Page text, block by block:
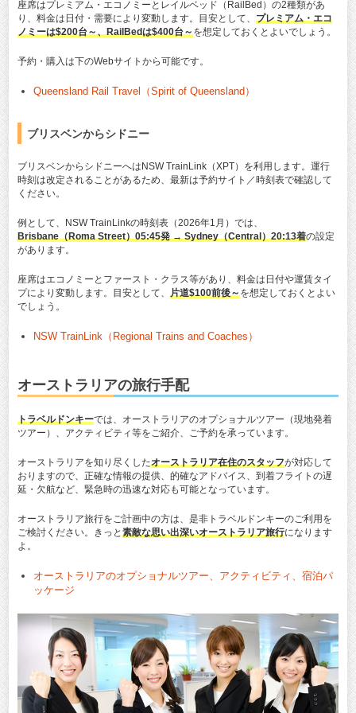
座席はプレミアム・エコノミーとレイルベッド（RailBed）の2種類があ
り、料金は日付・需要により変動します。目安として、 プレミアム・エコ
ノミーは$200台～、RailBedは$400台～を想定しておくとよいでしょう。
予約・購入は下のWebサイトから可能です。
Queensland Rail Travel（Spirit of Queensland）
ブリスベンからシドニー
ブリスベンからシドニーへはNSW TrainLink（XPT）を利用します。運行
時刻は改定されることがあるため、最新は予約サイト／時刻表で確認して
ください。
例として、NSW TrainLinkの時刻表（2026年1月）では、
Brisbane（Roma Street）05:45発 → Sydney（Central）20:13着の設定
があります。
座席はエコノミーとファースト・クラス等があり、料金は日付や運賃タイ
プにより変動します。目安として、 片道$100前後～を想定しておくとよい
でしょう。
NSW TrainLink（Regional Trains and Coaches）
オーストラリアの旅行手配
トラベルドンキーでは、オーストラリアのオプショナルツアー（現地発着
ツアー）、アクティビティ等をご紹介、ご予約を承っています。
オーストラリアを知り尽くしたオーストラリア在住のスタッフが対応して
おりますので、正確な情報の提供、的確なアドバイス、到着フライトの遅
延・欠航など、緊急時の迅速な対応も可能となっています。
オーストラリア旅行をご計画中の方は、是非トラベルドンキーのご利用を
ご検討ください。きっと 素敵な思い出深いオーストラリア旅行になります
よ。
オーストラリアのオプショナルツアー、アクティビティ、宿泊パ
ッケージ